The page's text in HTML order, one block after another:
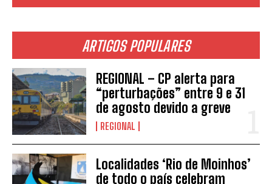
ARTIGOS POPULARES
REGIONAL – CP alerta para
“perturbações” entre 9 e 31
de agosto devido a greve
REGIONAL
Localidades ‘Rio de Moinhos’
de todo o país celebram